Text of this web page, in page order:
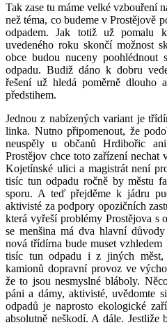
Tak zase tu máme velké vzbouření
než téma, co budeme v Prostějově
odpadem. Jak totiž už pomalu
uvedeného roku skončí možnost
obce budou nuceny poohlédnout
odpadu. Budiž dáno k dobru
řešení už hledá poměrně dlouho
předstihem.
Jednou z nabízených variant je
linka. Nutno připomenout, že
neuspěly u občanů Hrdibořic
Prostějov chce toto zařízení
Kojetínské ulici a magistrát není
tisíc tun odpadu ročně by městu
sporu. A teď přejděme k jádru
aktivisté za podpory opozičních
která vyřeší problémy Prostějova s
se menšina má dva hlavní
nová třídírna bude muset
tisíc tun odpadu i z jiných
kamionů dopravní provoz ve
že to jsou nesmyslné bláboly.
páni a dámy, aktivisté, uvědomte
odpadů je naprosto ekologické
absolutně neškodí. A dále.